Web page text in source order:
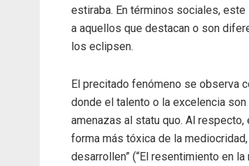
estiraba. En términos sociales,
a aquellos que destacan o son
los eclipsen.
El precitado fenómeno se observa
donde el talento o la excelencia
amenazas al statu quo. Al
forma más tóxica de la
desarrollen” (“El resentimiento en